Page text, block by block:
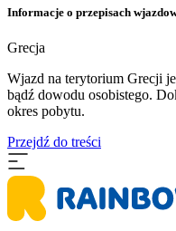
Informacje o przepisach
Grecja
Wjazd na terytorium Grecji
bądź dowodu osobistego.
okres pobytu.
Przejdź do treści